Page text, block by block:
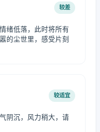
较差
绪低落，此时将所有
的尘世里，感受片刻
较适宜
阴沉，风力稍大，请